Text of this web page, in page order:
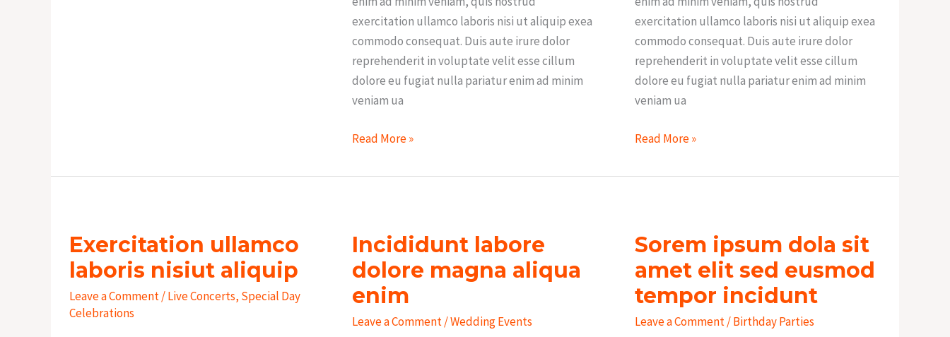
exercitation ullamco laboris nisi ut aliquip exea
commodo consequat. Duis aute irure dolor
reprehenderit in voluptate velit esse cillum
dolore eu fugiat nulla pariatur enim ad minim
veniam ua
Read More »
exercitation ullamco laboris nisi ut aliquip exea
commodo consequat. Duis aute irure dolor
reprehenderit in voluptate velit esse cillum
dolore eu fugiat nulla pariatur enim ad minim
veniam ua
Read More »
Exercitation ullamco
laboris nisiut aliquip
Leave a Comment /Live Concerts, Special Day
Celebrations
laboris
nisiut
aliquip
Incididunt labore
dolore magna aliqua
enim
Leave a Comment /Wedding Events
dolore
magna
aliqua
enim
Sorem ipsum dola sit
amet elit sed eusmod
tempor incidunt
Leave a Comment /Birthday Parties
dola
sit
amet
elit
sed